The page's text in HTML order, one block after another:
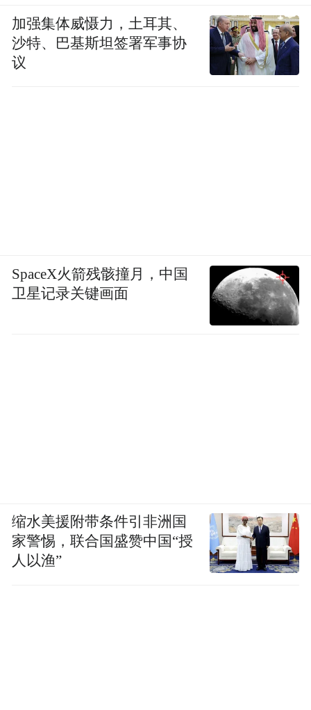
加强集体威慑力，土耳其、
沙特、巴基斯坦签署军事协
议
SpaceX火箭残骸撞月，中国
卫星记录关键画面
缩水美援附带条件引非洲国
家警惕，联合国盛赞中国“授
人以渔”